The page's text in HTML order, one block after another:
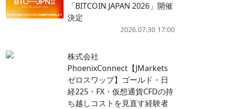
「BITCOIN JAPAN 2026」開催
決定
2026.07.30 17:00
株式会社
PhoenixConnect【JMarkets
ゼロスワップ】ゴールド・日
経225・FX・仮想通貨CFDの持
ち越しコストを見直す経験者